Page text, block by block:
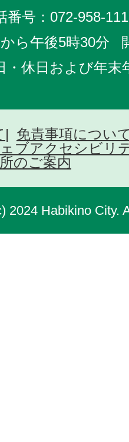
番号： 072-958-
ら午後5時30分
・休日および年
免責事項につい
ブアクセシビリ
のご案内
2024 Habikino City.